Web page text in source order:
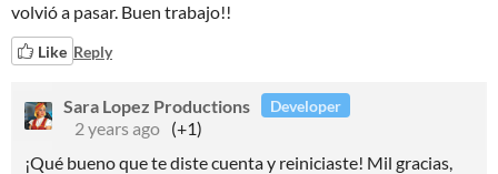
volvió a pasar. Buen trabajo!!
Like Reply
Sara Lopez Productions Developer
2 years ago (+1)
¡Qué bueno que te diste cuenta y reiniciaste! Mil gracias,